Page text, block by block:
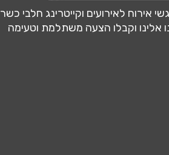
אירוח לאירועים וקייטרינג חלבי כשר
אלינו וקבלו הצעה משתלמת וטעימה